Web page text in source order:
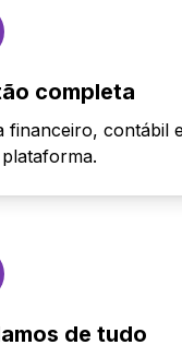
completa
financeiro, contábil
de tudo